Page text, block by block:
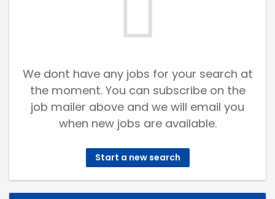
We dont have any jobs for your search at
the moment. You can subscribe on the
job mailer above and we will email you
when new jobs are available.
Start a new search